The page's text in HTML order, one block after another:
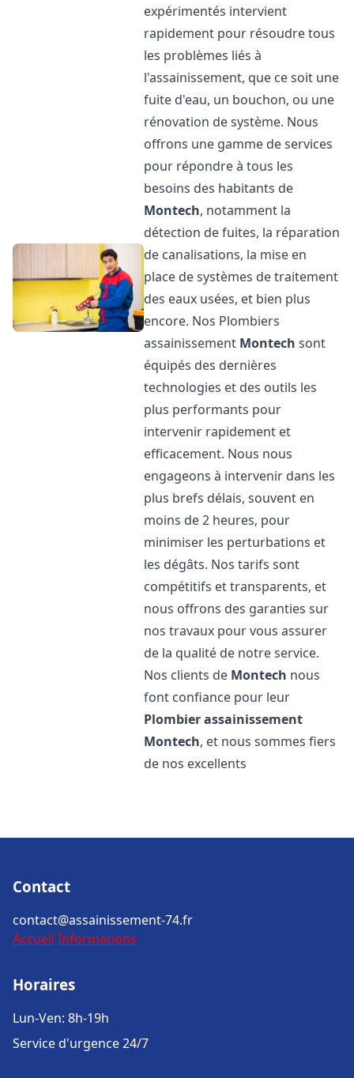
expérimentés intervient
rapidement pour résoudre tous
les problèmes liés à
l'assainissement, que ce soit une
fuite d'eau, un bouchon, ou une
rénovation de système. Nous
offrons une gamme de services
pour répondre à tous les
besoins des habitants de
Montech, notamment la
détection de fuites, la réparation
de canalisations, la mise en
place de systèmes de traitement
des eaux usées, et bien plus
encore. Nos Plombiers
assainissement Montech sont
équipés des dernières
technologies et des outils les
plus performants pour
intervenir rapidement et
efficacement. Nous nous
engageons à intervenir dans les
plus brefs délais, souvent en
moins de 2 heures, pour
minimiser les perturbations et
les dégâts. Nos tarifs sont
compétitifs et transparents, et
nous offrons des garanties sur
nos travaux pour vous assurer
de la qualité de notre service.
Nos clients de Montech nous
font confiance pour leur
Plombier assainissement
Montech, et nous sommes fiers
de nos excellents
Contact
contact@assainissement-74.fr
Accueil Informations
Horaires
Lun-Ven: 8h-19h
Service d'urgence 24/7